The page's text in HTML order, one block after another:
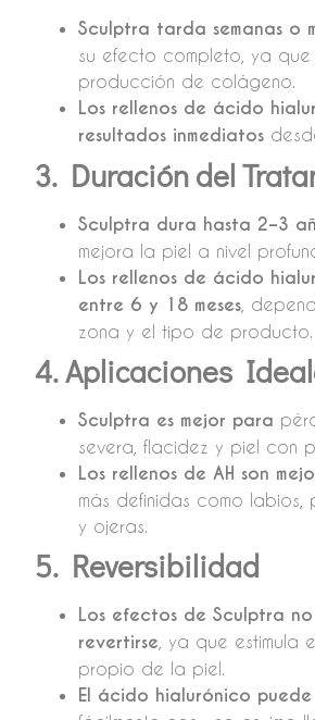
Sculptra tarda semanas o
su efecto completo, ya
producción de colágeno.
Los rellenos de ácido
resultados inmediatos
3. Duración del
Sculptra dura hasta 2–3
mejora la piel a nivel
Los rellenos de ácido
entre 6 y 18 meses ,
zona y el tipo de producto.
4. Aplicaciones
Sculptra es mejor para
severa, flacidez y piel con
Los rellenos de AH son
más definidas como labios,
y ojeras.
5. Reversibilidad
Los efectos de Sculptra
revertirse , ya que estimula
propio de la piel.
El ácido hialurónico puede